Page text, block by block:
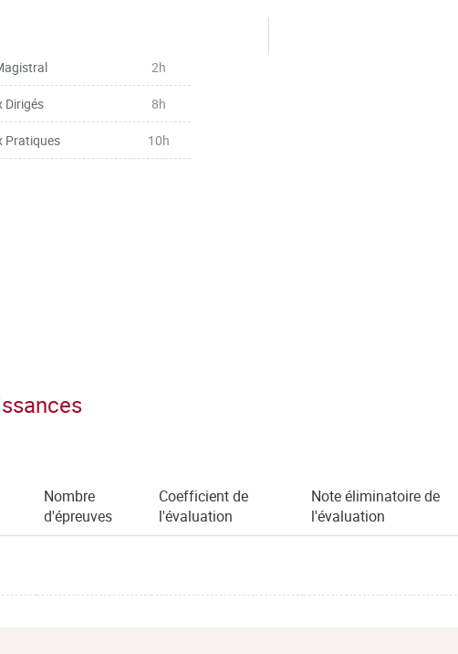
2h
Dirigés 8h
Pratiques 10h
Nombre
d'épreuves
Coefficient de
l'évaluation
Note éliminatoire de
l'évaluation